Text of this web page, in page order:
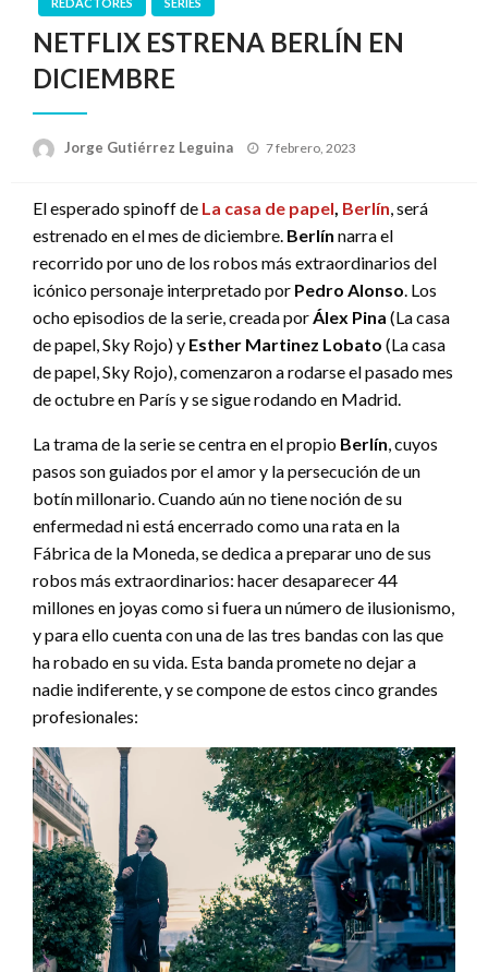
NETFLIX ESTRENA BERLÍN EN
DICIEMBRE
Jorge Gutiérrez Leguina
Publicado
7 febrero, 2023
El esperado spinoff de La casa de papel Berlín , será
estrenado en el mes de diciembre. Berlín narra el
recorrido por uno de los robos más extraordinarios del
icónico personaje interpretado por Pedro Alonso . Los
ocho episodios de la serie, creada por Álex Pina (La casa
de papel, Sky Rojo) y Esther Martinez Lobato (La casa
de papel, Sky Rojo), comenzaron a rodarse el pasado mes
de octubre en París y se sigue rodando en Madrid.
La trama de la serie se centra en el propio Berlín , cuyos
pasos son guiados por el amor y la persecución de un
botín millonario. Cuando aún no tiene noción de su
enfermedad ni está encerrado como una rata en la
Fábrica de la Moneda, se dedica a preparar uno de sus
robos más extraordinarios: hacer desaparecer 44
millones en joyas como si fuera un número de ilusionismo,
y para ello cuenta con una de las tres bandas con las que
ha robado en su vida. Esta banda promete no dejar a
nadie indiferente, y se compone de estos cinco grandes
profesionales: